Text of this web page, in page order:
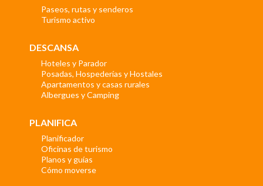
Paseos, rutas y senderos
Turismo activo
DESCANSA
Hoteles y Parador
Posadas, Hospederías y Hostales
Apartamentos y casas rurales
Albergues y Camping
PLANIFICA
Planificador
Oficinas de turismo
Planos y guías
Cómo moverse